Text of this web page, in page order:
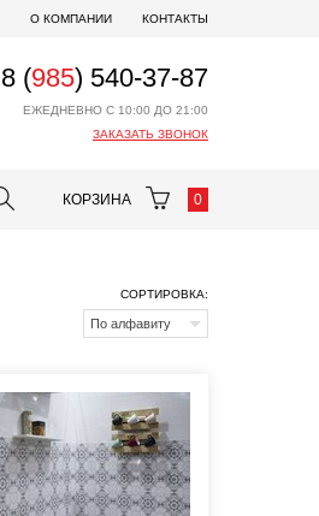
О КОМПАНИИ КОНТАКТЫ
8 (985) 540-37-87
ЕЖЕДНЕВНО С 10:00 ДО 21:00
ЗАКАЗАТЬ ЗВОНОК
КОРЗИНА 0
СОРТИРОВКА:
По алфавиту